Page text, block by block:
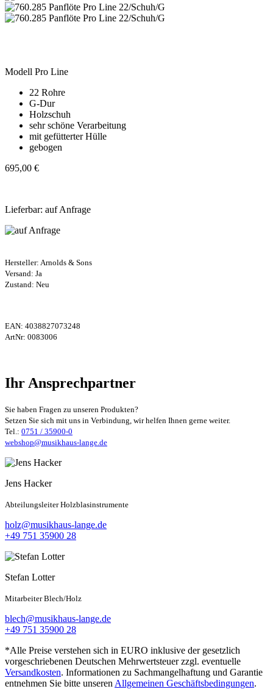
Modell Pro Line
22 Rohre
G-Dur
Holzschuh
sehr schöne Verarbeitung
mit gefütterter Hülle
gebogen
695,00 €
Lieferbar: auf Anfrage
Hersteller: Arnolds & Sons
Versand: Ja
Zustand: Neu
EAN: 4038827073248
ArtNr: 0083006
Ihr Ansprechpartner
Sie haben Fragen zu unseren Produkten?
Setzen Sie sich mit uns in Verbindung, wir helfen Ihnen gerne weiter.
Tel.: 0751 / 35900-0
webshop@musikhaus-lange.de
Jens Hacker
Abteilungsleiter Holzblasinstrumente
holz@musikhaus-lange.de
+49 751 35900 28
Stefan Lotter
Mitarbeiter Blech/Holz
blech@musikhaus-lange.de
+49 751 35900 28
*Alle Preise verstehen sich in EURO inklusive der gesetzlich
vorgeschriebenen Deutschen Mehrwertsteuer zzgl. eventuelle
Versandkosten. Informationen zu Sachmangelhaftung und Garantie
entnehmen Sie bitte unseren Allgemeinen Geschäftsbedingungen.